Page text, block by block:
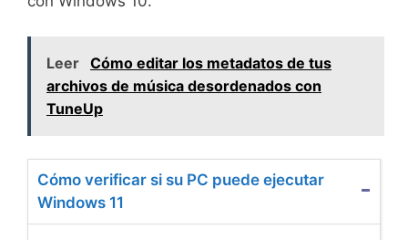
Leer Cómo editar los metadatos de tus
archivos de música desordenados con
TuneUp
Cómo verificar si su PC puede ejecutar
Windows 11